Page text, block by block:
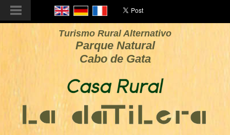
Turismo Rural Alternativo
Parque Natural
Cabo de Gata